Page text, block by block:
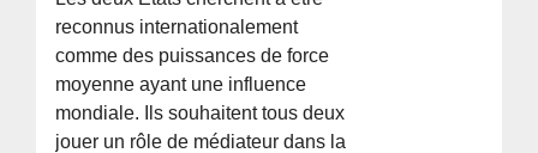
reconnus internationalement
comme des puissances de force
moyenne ayant une influence
mondiale. Ils souhaitent tous deux
jouer un rôle de médiateur dans la